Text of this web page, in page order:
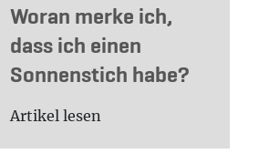
Woran merke ich,
dass ich einen
Sonnenstich habe?
Artikel lesen